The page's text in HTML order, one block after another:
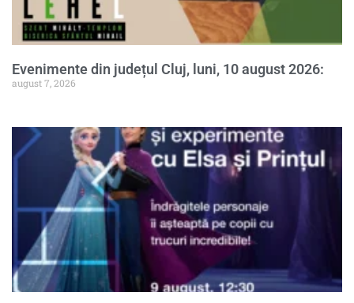
Evenimente din județul Cluj, luni, 10 august 2026:
august 7, 2026